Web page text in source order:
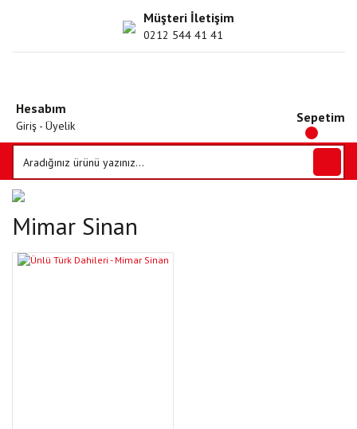
Müşteri İletişim
0212 544 41 41
Hesabım
Giriş - Üyelik
Sepetim
Mimar Sinan